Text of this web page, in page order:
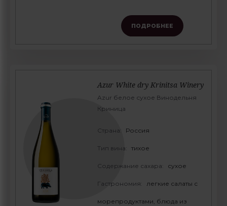
ПОДРОБНЕЕ
Azur White dry Krinitsa Winery
Azur белое сухое Винодельня
Криница
Страна: Россия
Тип вина: тихое
Содержание сахара: сухое
Гастрономия: легкие салаты с
морепродуктами, блюда из